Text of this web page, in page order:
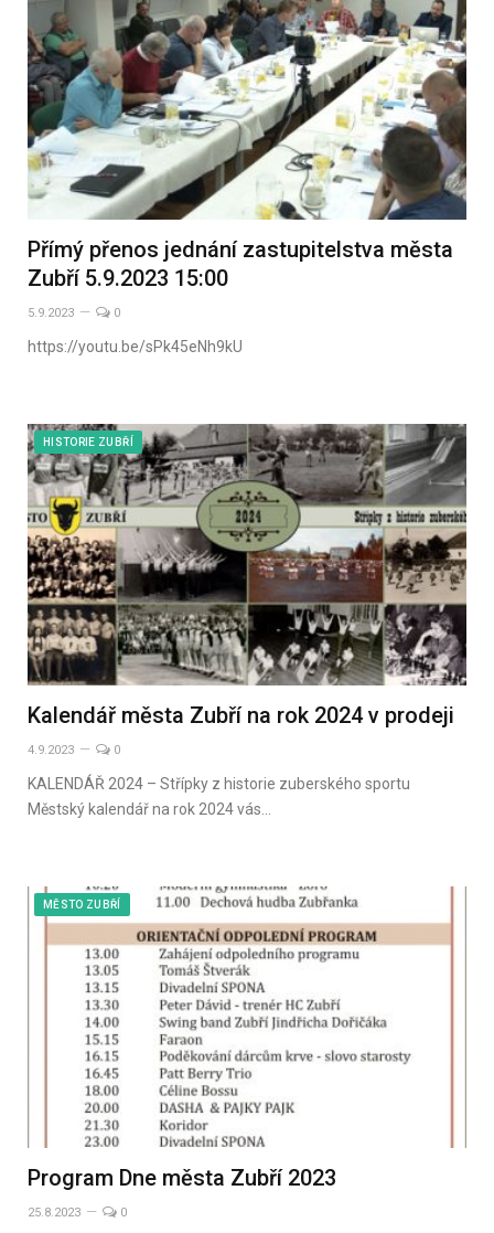
Přímý přenos jednání zastupitelstva města
Zubří 5.9.2023 15:00
5.9.2023 0
https://youtu.be/sPk45eNh9kU
HISTORIE ZUBŘÍ
Kalendář města Zubří na rok 2024 v prodeji
4.9.2023 0
KALENDÁŘ 2024 – Střípky z historie zuberského sportu
Městský kalendář na rok 2024 vás…
MĚSTO ZUBŘÍ
Program Dne města Zubří 2023
25.8.2023 0